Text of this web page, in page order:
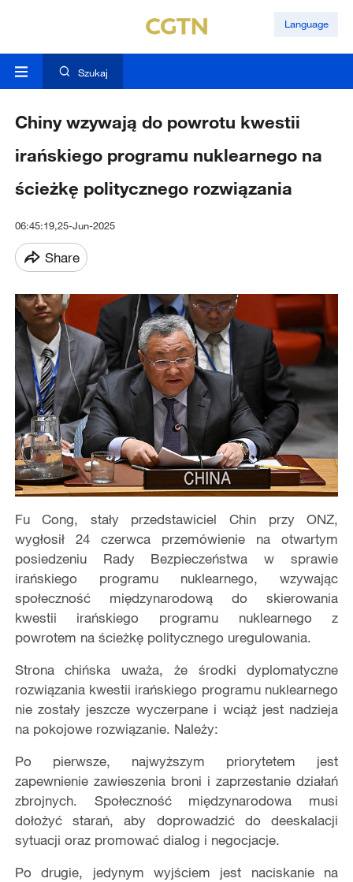
Language
Szukaj
Chiny wzywają do powrotu kwestii
irańskiego programu nuklearnego na
ścieżkę politycznego rozwiązania
06:45:19,25-Jun-2025
Share
Fu Cong, stały przedstawiciel Chin przy ONZ,
wygłosił 24 czerwca przemówienie na otwartym
posiedzeniu Rady Bezpieczeństwa w sprawie
irańskiego programu nuklearnego, wzywając
społeczność międzynarodową do skierowania
kwestii irańskiego programu nuklearnego z
powrotem na ścieżkę politycznego uregulowania.
Strona chińska uważa, że środki dyplomatyczne
rozwiązania kwestii irańskiego programu nuklearnego
nie zostały jeszcze wyczerpane i wciąż jest nadzieja
na pokojowe rozwiązanie. Należy:
Po pierwsze, najwyższym priorytetem jest
zapewnienie zawieszenia broni i zaprzestanie działań
zbrojnych. Społeczność międzynarodowa musi
dołożyć starań, aby doprowadzić do deeskalacji
sytuacji oraz promować dialog i negocjacje.
Po drugie, jedynym wyjściem jest naciskanie na